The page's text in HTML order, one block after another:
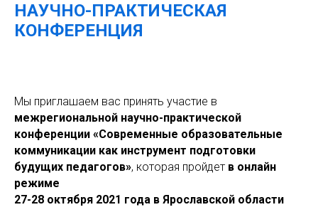
НАУЧНО-ПРАКТИЧЕСКАЯ
КОНФЕРЕНЦИЯ
Мы приглашаем вас принять участие в
межрегиональной научно-практической
конференции «Современные образовательные
коммуникации как инструмент подготовки
будущих педагогов», которая пройдет в онлайн
режиме
27-28 октября 2021 года в Ярославской области